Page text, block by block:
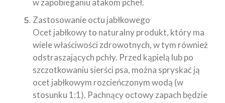
w zapobieganiu atakom pcheł.
Zastosowanie octu jabłkowego
Ocet jabłkowy to naturalny produkt, który ma
wiele właściwości zdrowotnych, w tym również
odstraszających pchły. Przed kąpielą lub po
szczotkowaniu sierści psa, można spryskać ją
ocet jabłkowym rozcieńczonym wodą (w
stosunku 1:1). Pachnący octowy zapach będzie